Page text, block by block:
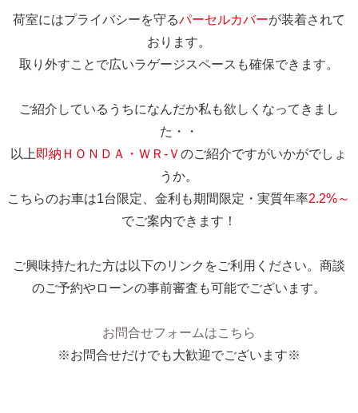
荷室にはプライバシーを守るパーセルカバーが装着されて
おります。
取り外すことで広いラゲージスペースも確保できます。
ご紹介しているうちになんだか私も欲しくなってきまし
た・・
以上 即納ＨＯＮＤＡ・ＷＲ-Ｖのご紹介ですがいかがでしょ
うか。
こちらのお車は1台限定、金利も期間限定・実質年率2.2%～
でご案内できます！
ご興味持たれた方は以下のリンクをご利用ください。商談
のご予約やローンの事前審査も可能でございます。
お問合せフォームはこちら
※お問合せだけでも大歓迎でございます※